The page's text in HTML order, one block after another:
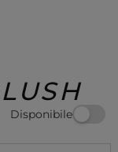
Disponibile